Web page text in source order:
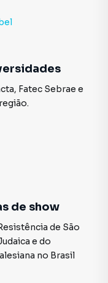
, Fatec Sebrae e
de show
de São
e do
no Brasil